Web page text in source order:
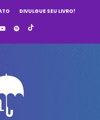
DIVULGUE SEU LIVRO!